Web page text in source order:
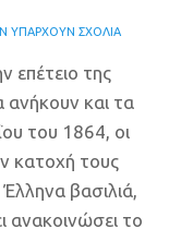
ΥΠΆΡΧΟΥΝ ΣΧΌΛΙΑ
επέτειο της
και τα
του 1864, οι
κατοχή τους
βασιλιά,
ανακοινώσει το